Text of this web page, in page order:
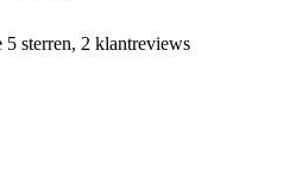
5 sterren, 2 klantreviews